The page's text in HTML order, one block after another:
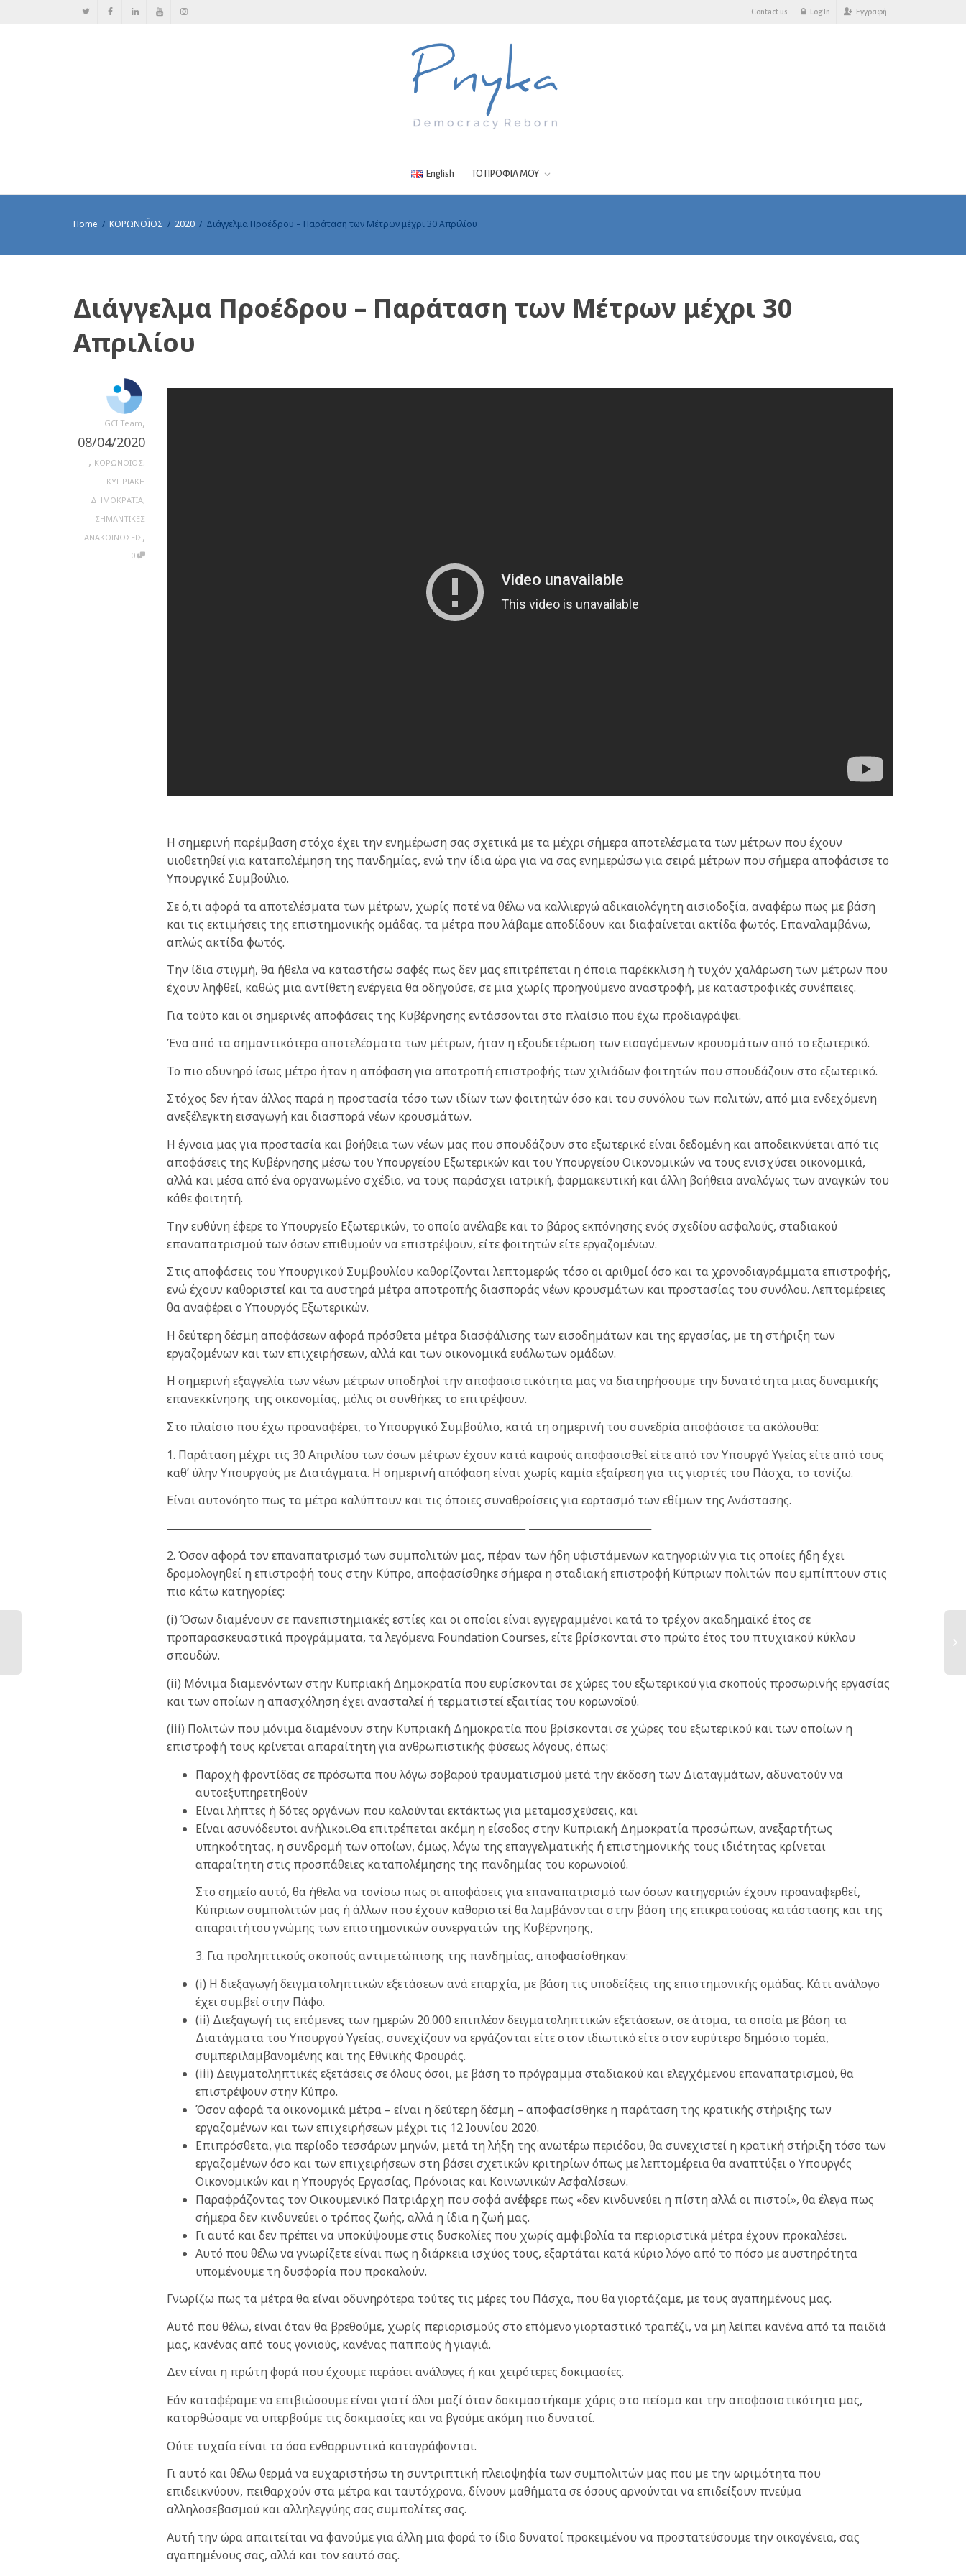
Contact us Log In Εγγραφή
English ΤΟ ΠΡΟΦΙΛ ΜΟΥ
Home ΚΟΡΩΝΟΪΟΣ 2020 Διάγγελμα Προέδρου – Παράταση των Μέτρων μέχρι 30 Απριλίου
Διάγγελμα Προέδρου – Παράταση των Μέτρων μέχρι 30
Απριλίου
GCI Team,
08/04/2020
, ΚΟΡΩΝΟΪΟΣ,
ΚΥΠΡΙΑΚΗ
ΔΗΜΟΚΡΑΤΙΑ,
ΣΗΜΑΝΤΙΚΕΣ
ΑΝΑΚΟΙΝΩΣΕΙΣ,
0
Η σημερινή παρέμβαση στόχο έχει την ενημέρωση σας σχετικά με τα μέχρι σήμερα αποτελέσματα των μέτρων που έχουν
υιοθετηθεί για καταπολέμηση της πανδημίας, ενώ την ίδια ώρα για να σας ενημερώσω για σειρά μέτρων που σήμερα αποφάσισε το
Υπουργικό Συμβούλιο.
Σε ό,τι αφορά τα αποτελέσματα των μέτρων, χωρίς ποτέ να θέλω να καλλιεργώ αδικαιολόγητη αισιοδοξία, αναφέρω πως με βάση
και τις εκτιμήσεις της επιστημονικής ομάδας, τα μέτρα που λάβαμε αποδίδουν και διαφαίνεται ακτίδα φωτός. Επαναλαμβάνω,
απλώς ακτίδα φωτός.
Την ίδια στιγμή, θα ήθελα να καταστήσω σαφές πως δεν μας επιτρέπεται η όποια παρέκκλιση ή τυχόν χαλάρωση των μέτρων που
έχουν ληφθεί, καθώς μια αντίθετη ενέργεια θα οδηγούσε, σε μια χωρίς προηγούμενο αναστροφή, με καταστροφικές συνέπειες.
Για τούτο και οι σημερινές αποφάσεις της Κυβέρνησης εντάσσονται στο πλαίσιο που έχω προδιαγράψει.
Ένα από τα σημαντικότερα αποτελέσματα των μέτρων, ήταν η εξουδετέρωση των εισαγόμενων κρουσμάτων από το εξωτερικό.
Το πιο οδυνηρό ίσως μέτρο ήταν η απόφαση για αποτροπή επιστροφής των χιλιάδων φοιτητών που σπουδάζουν στο εξωτερικό.
Στόχος δεν ήταν άλλος παρά η προστασία τόσο των ιδίων των φοιτητών όσο και του συνόλου των πολιτών, από μια ενδεχόμενη
ανεξέλεγκτη εισαγωγή και διασπορά νέων κρουσμάτων.
Η έγνοια μας για προστασία και βοήθεια των νέων μας που σπουδάζουν στο εξωτερικό είναι δεδομένη και αποδεικνύεται από τις
αποφάσεις της Κυβέρνησης μέσω του Υπουργείου Εξωτερικών και του Υπουργείου Οικονομικών να τους ενισχύσει οικονομικά,
αλλά και μέσα από ένα οργανωμένο σχέδιο, να τους παράσχει ιατρική, φαρμακευτική και άλλη βοήθεια αναλόγως των αναγκών του
κάθε φοιτητή.
Την ευθύνη έφερε το Υπουργείο Εξωτερικών, το οποίο ανέλαβε και το βάρος εκπόνησης ενός σχεδίου ασφαλούς, σταδιακού
επαναπατρισμού των όσων επιθυμούν να επιστρέψουν, είτε φοιτητών είτε εργαζομένων.
Στις αποφάσεις του Υπουργικού Συμβουλίου καθορίζονται λεπτομερώς τόσο οι αριθμοί όσο και τα χρονοδιαγράμματα επιστροφής,
ενώ έχουν καθοριστεί και τα αυστηρά μέτρα αποτροπής διασποράς νέων κρουσμάτων και προστασίας του συνόλου. Λεπτομέρειες
θα αναφέρει ο Υπουργός Εξωτερικών.
Η δεύτερη δέσμη αποφάσεων αφορά πρόσθετα μέτρα διασφάλισης των εισοδημάτων και της εργασίας, με τη στήριξη των
εργαζομένων και των επιχειρήσεων, αλλά και των οικονομικά ευάλωτων ομάδων.
Η σημερινή εξαγγελία των νέων μέτρων υποδηλοί την αποφασιστικότητα μας να διατηρήσουμε την δυνατότητα μιας δυναμικής
επανεκκίνησης της οικονομίας, μόλις οι συνθήκες το επιτρέψουν.
Στο πλαίσιο που έχω προαναφέρει, το Υπουργικό Συμβούλιο, κατά τη σημερινή του συνεδρία αποφάσισε τα ακόλουθα:
1. Παράταση μέχρι τις 30 Απριλίου των όσων μέτρων έχουν κατά καιρούς αποφασισθεί είτε από τον Υπουργό Υγείας είτε από τους
καθ’ ύλην Υπουργούς με Διατάγματα. Η σημερινή απόφαση είναι χωρίς καμία εξαίρεση για τις γιορτές του Πάσχα, το τονίζω.
Είναι αυτονόητο πως τα μέτρα καλύπτουν και τις όποιες συναθροίσεις για εορτασμό των εθίμων της Ανάστασης.
2. Όσον αφορά τον επαναπατρισμό των συμπολιτών μας, πέραν των ήδη υφιστάμενων κατηγοριών για τις οποίες ήδη έχει
δρομολογηθεί η επιστροφή τους στην Κύπρο, αποφασίσθηκε σήμερα η σταδιακή επιστροφή Κύπριων πολιτών που εμπίπτουν στις
πιο κάτω κατηγορίες:
(i) Όσων διαμένουν σε πανεπιστημιακές εστίες και οι οποίοι είναι εγγεγραμμένοι κατά το τρέχον ακαδημαϊκό έτος σε
προπαρασκευαστικά προγράμματα, τα λεγόμενα Foundation Courses, είτε βρίσκονται στο πρώτο έτος του πτυχιακoύ κύκλου
σπουδών.
(ii) Μόνιμα διαμενόντων στην Κυπριακή Δημοκρατία που ευρίσκονται σε χώρες του εξωτερικού για σκοπούς προσωρινής εργασίας
και των οποίων η απασχόληση έχει ανασταλεί ή τερματιστεί εξαιτίας του κορωνοϊού.
(iii) Πολιτών που μόνιμα διαμένουν στην Κυπριακή Δημοκρατία που βρίσκονται σε χώρες του εξωτερικού και των οποίων η
επιστροφή τους κρίνεται απαραίτητη για ανθρωπιστικής φύσεως λόγους, όπως:
Παροχή φροντίδας σε πρόσωπα που λόγω σοβαρού τραυματισμού μετά την έκδοση των Διαταγμάτων, αδυνατούν να
αυτοεξυπηρετηθούν
Είναι λήπτες ή δότες οργάνων που καλούνται εκτάκτως για μεταμοσχεύσεις, και
Είναι ασυνόδευτοι ανήλικοι.Θα επιτρέπεται ακόμη η είσοδος στην Κυπριακή Δημοκρατία προσώπων, ανεξαρτήτως
υπηκοότητας, η συνδρομή των οποίων, όμως, λόγω της επαγγελματικής ή επιστημονικής τους ιδιότητας κρίνεται
απαραίτητη στις προσπάθειες καταπολέμησης της πανδημίας του κορωνοϊού.
Στο σημείο αυτό, θα ήθελα να τονίσω πως οι αποφάσεις για επαναπατρισμό των όσων κατηγοριών έχουν προαναφερθεί,
Κύπριων συμπολιτών μας ή άλλων που έχουν καθοριστεί θα λαμβάνονται στην βάση της επικρατούσας κατάστασης και της
απαραιτήτου γνώμης των επιστημονικών συνεργατών της Κυβέρνησης,
3. Για προληπτικούς σκοπούς αντιμετώπισης της πανδημίας, αποφασίσθηκαν:
(i) Η διεξαγωγή δειγματοληπτικών εξετάσεων ανά επαρχία, με βάση τις υποδείξεις της επιστημονικής ομάδας. Κάτι ανάλογο
έχει συμβεί στην Πάφο.
(ii) Διεξαγωγή τις επόμενες των ημερών 20.000 επιπλέον δειγματοληπτικών εξετάσεων, σε άτομα, τα οποία με βάση τα
Διατάγματα του Υπουργού Υγείας, συνεχίζουν να εργάζονται είτε στον ιδιωτικό είτε στον ευρύτερο δημόσιο τομέα,
συμπεριλαμβανομένης και της Εθνικής Φρουράς.
(iii) Δειγματοληπτικές εξετάσεις σε όλους όσοι, με βάση το πρόγραμμα σταδιακού και ελεγχόμενου επαναπατρισμού, θα
επιστρέψουν στην Κύπρο.
Όσον αφορά τα οικονομικά μέτρα – είναι η δεύτερη δέσμη – αποφασίσθηκε η παράταση της κρατικής στήριξης των
εργαζομένων και των επιχειρήσεων μέχρι τις 12 Ιουνίου 2020.
Επιπρόσθετα, για περίοδο τεσσάρων μηνών, μετά τη λήξη της ανωτέρω περιόδου, θα συνεχιστεί η κρατική στήριξη τόσο των
εργαζομένων όσο και των επιχειρήσεων στη βάσει σχετικών κριτηρίων όπως με λεπτομέρεια θα αναπτύξει ο Υπουργός
Οικονομικών και η Υπουργός Εργασίας, Πρόνοιας και Κοινωνικών Ασφαλίσεων.
Παραφράζοντας τον Οικουμενικό Πατριάρχη που σοφά ανέφερε πως «δεν κινδυνεύει η πίστη αλλά οι πιστοί», θα έλεγα πως
σήμερα δεν κινδυνεύει ο τρόπος ζωής, αλλά η ίδια η ζωή μας.
Γι αυτό και δεν πρέπει να υποκύψουμε στις δυσκολίες που χωρίς αμφιβολία τα περιοριστικά μέτρα έχουν προκαλέσει.
Αυτό που θέλω να γνωρίζετε είναι πως η διάρκεια ισχύος τους, εξαρτάται κατά κύριο λόγο από το πόσο με αυστηρότητα
υπομένουμε τη δυσφορία που προκαλούν.
Γνωρίζω πως τα μέτρα θα είναι οδυνηρότερα τούτες τις μέρες του Πάσχα, που θα γιορτάζαμε, με τους αγαπημένους μας.
Αυτό που θέλω, είναι όταν θα βρεθούμε, χωρίς περιορισμούς στο επόμενο γιορταστικό τραπέζι, να μη λείπει κανένα από τα παιδιά
μας, κανένας από τους γονιούς, κανένας παππούς ή γιαγιά.
Δεν είναι η πρώτη φορά που έχουμε περάσει ανάλογες ή και χειρότερες δοκιμασίες.
Εάν καταφέραμε να επιβιώσουμε είναι γιατί όλοι μαζί όταν δοκιμαστήκαμε χάρις στο πείσμα και την αποφασιστικότητα μας,
κατορθώσαμε να υπερβούμε τις δοκιμασίες και να βγούμε ακόμη πιο δυνατοί.
Ούτε τυχαία είναι τα όσα ενθαρρυντικά καταγράφονται.
Γι αυτό και θέλω θερμά να ευχαριστήσω τη συντριπτική πλειοψηφία των συμπολιτών μας που με την ωριμότητα που
επιδεικνύουν, πειθαρχούν στα μέτρα και ταυτόχρονα, δίνουν μαθήματα σε όσους αρνούνται να επιδείξουν πνεύμα
αλληλοσεβασμού και αλληλεγγύης σας συμπολίτες σας.
Αυτή την ώρα απαιτείται να φανούμε για άλλη μια φορά το ίδιο δυνατοί προκειμένου να προστατεύσουμε την οικογένεια, σας
αγαπημένους σας, αλλά και τον εαυτό σας.